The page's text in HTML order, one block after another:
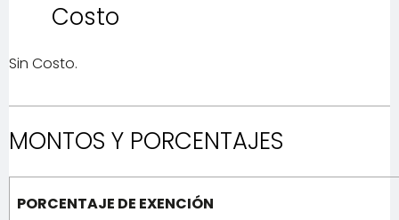
Costo
Sin Costo.
MONTOS Y PORCENTAJES
PORCENTAJE DE EXENCIÓN